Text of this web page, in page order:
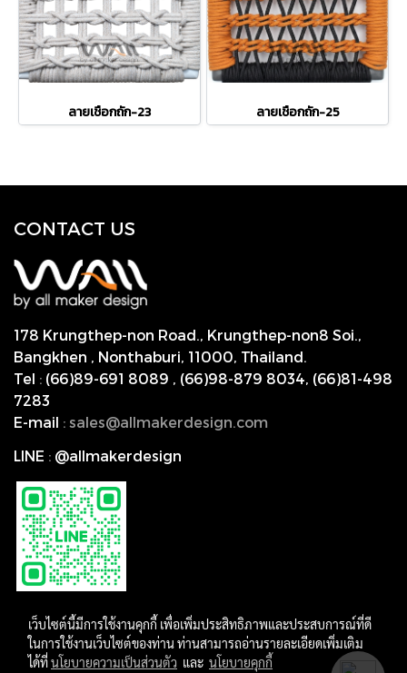
ลายเชือกถัก-23 ลายเชือกถัก-25
CONTACT US
178 Krungthep-non Road., Krungthep-non8 Soi.,
Bangkhen , Nonthaburi, 11000, Thailand.
Tel : (66)89-691 8089 , (66)98-879 8034, (66)81-498
7283
E-mail : sales@allmakerdesign.com
LINE : @allmakerdesign
เว็บไซต์นี้มีการใช้งานคุกกี้ เพื่อเพิ่มประสิทธิภาพและประสบการณ์ที่ดี
ในการใช้งานเว็บไซต์ของท่าน ท่านสามารถอ่านรายละเอียดเพิ่มเติม
ได้ที่นโยบายความเป็นส่วนตัว และ นโยบายคุกกี้